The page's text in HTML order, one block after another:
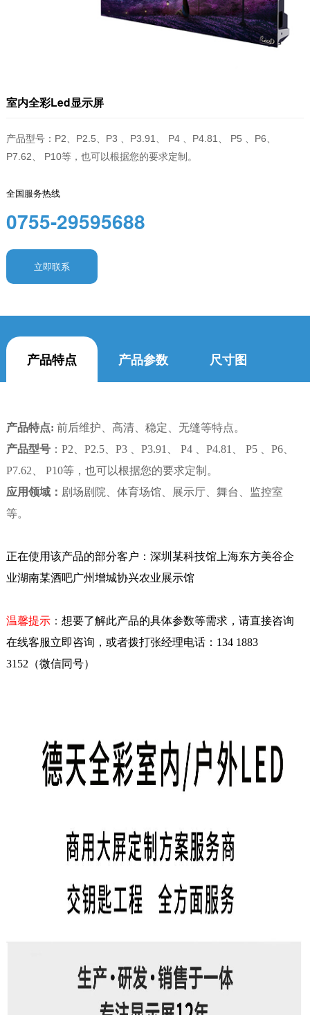
室内全彩Led显示屏
产品型号：P2、P2.5、P3 、P3.91、 P4 、P4.81、 P5 、P6、
P7.62、 P10等，也可以根据您的要求定制。
全国服务热线
0755-29595688
立即联系
产品特点 产品参数 尺寸图
产品特点: 前后维护、高清、稳定、无缝等特点。
产品型号：P2、P2.5、P3 、P3.91、 P4 、P4.81、 P5 、P6、
P7.62、 P10等，也可以根据您的要求定制。
应用领域： 剧场剧院、体育场馆、展示厅、舞台、监控室
等。
正在使用该产品的部分客户：深圳某科技馆上海东方美谷企
业湖南某酒吧广州增城协兴农业展示馆
温馨提示： 想要了解此产品的具体参数等需求，请直接咨询
在线客服立即咨询，或者拨打张经理电话：134 1883
3152（微信同号）